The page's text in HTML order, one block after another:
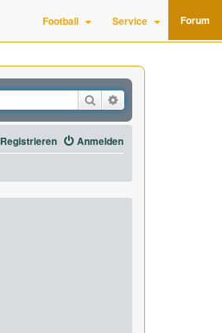
Football Service Forum
Suche
Anmelden
Registrieren